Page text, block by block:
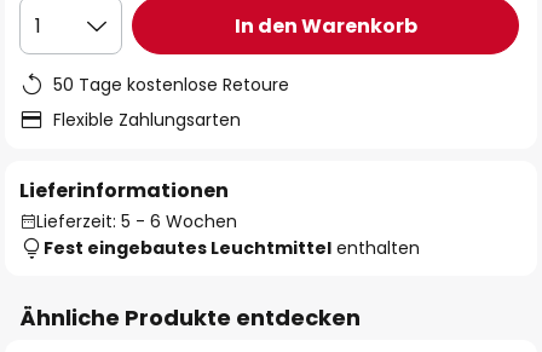
1 In den Warenkorb
50 Tage kostenlose Retoure
Flexible Zahlungsarten
Lieferinformationen
Lieferzeit: 5 - 6 Wochen
Fest eingebautes Leuchtmittel enthalten
Ähnliche Produkte entdecken